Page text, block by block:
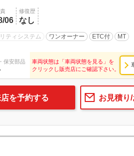
06
修復歴
なし
ティシステム ワンオーナー ETC付 MT
保安部品
車両状態は「車両状態を見る」を
クリックし販売店にご確認下さい。
お見積り
を予約する